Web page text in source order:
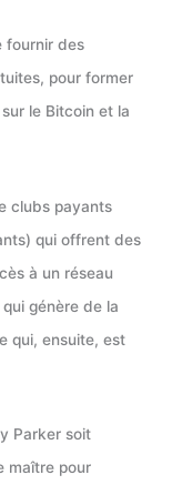
fournir des
pour former
le Bitcoin et la
clubs payants
qui offrent des
à un réseau
qui génère de la
qui, ensuite, est
Parker soit
maître pour